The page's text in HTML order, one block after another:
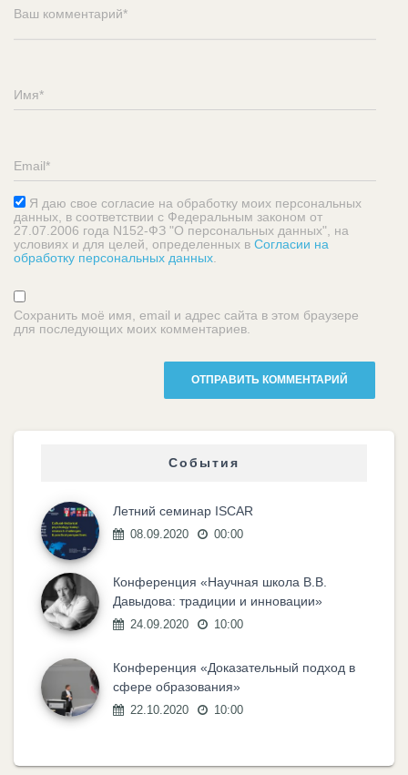
Я даю свое согласие на обработку моих персональных
данных, в соответствии с Федеральным законом от
27.07.2006 года N152-ФЗ "О персональных данных", на
условиях и для целей, определенных в Согласии на
обработку персональных данных.
Сохранить моё имя, email и адрес сайта в этом браузере
для последующих моих комментариев.
События
Летний семинар ISCAR
08.09.2020 00:00
Конференция «Научная школа В.В.
Давыдова: традиции и инновации»
24.09.2020 10:00
Конференция «Доказательный подход в
сфере образования»
22.10.2020 10:00